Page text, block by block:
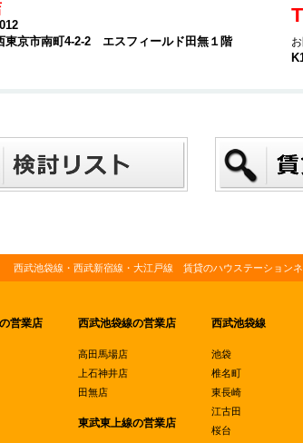
東京市南町4-2-2 エスフィールド田無１階
西武池袋線・西武新宿線・大江戸線 賃貸のハウステーション
営業店 西武池袋線の営業店
高田馬場店
上石神井店
田無店
東武東上線の営業店
西武池袋線
池袋
椎名町
東長崎
江古田
桜台